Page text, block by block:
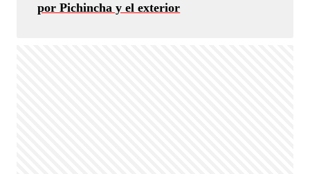
por Pichincha y el exterior